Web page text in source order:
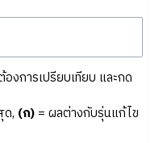
งการเปรียบเทียบ และกด
, (ก)= ผลต่างกับรุ่นแก้ไข